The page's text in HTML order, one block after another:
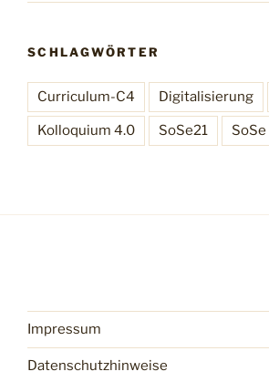
SCHLAGWÖRTER
Curriculum-C4 Digitalisierung
Kolloquium 4.0 SoSe21
Impressum
Datenschutzhinweise